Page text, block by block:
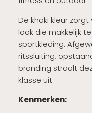
De khaki kleur
look die makkelijk
sportkleding.
ritssluiting,
branding straalt
klasse uit.
Kenmerken: